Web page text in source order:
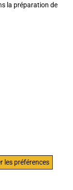
la préparation de
les préférences